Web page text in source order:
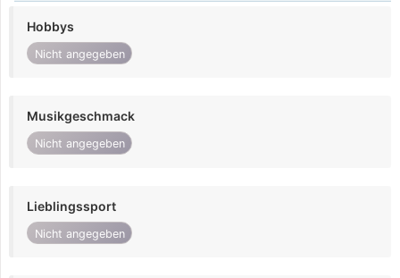
Hobbys
Nicht angegeben
Musikgeschmack
Nicht angegeben
Lieblingssport
Nicht angegeben